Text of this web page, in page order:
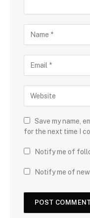
Save my name,
for the next time I
Notify me of
Notify me of